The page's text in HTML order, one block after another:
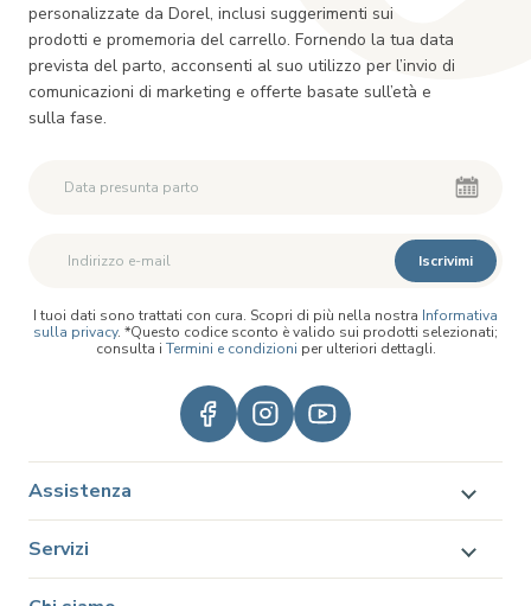
personalizzate da Dorel, inclusi suggerimenti sui
prodotti e promemoria del carrello. Fornendo la tua data
prevista del parto, acconsenti al suo utilizzo per l’invio di
comunicazioni di marketing e offerte basate sull’età e
sulla fase.
Iscrivimi
I tuoi dati sono trattati con cura. Scopri di più nella nostra Informativa
sulla privacy. *Questo codice sconto è valido sui prodotti selezionati;
consulta i Termini e condizioni per ulteriori dettagli.
Assistenza
Servizi